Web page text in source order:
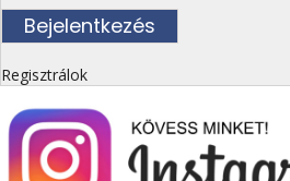
Regisztrálok